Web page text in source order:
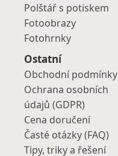
Polštář s potiskem
Fotoobrazy
Fotohrnky
Ostatní
Obchodní podmínky
Ochrana osobních
údajů (GDPR)
Cena doručení
Časté otázky (FAQ)
Tipy, triky a řešení